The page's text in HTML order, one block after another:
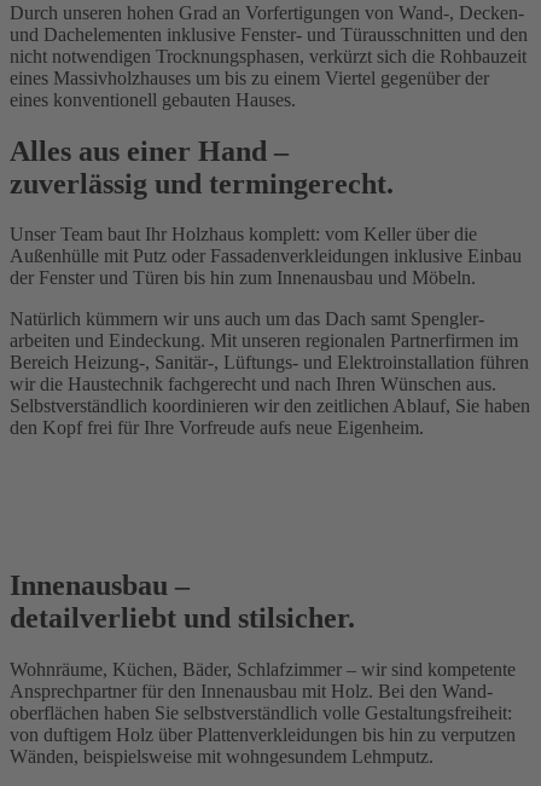
Durch unseren hohen Grad an Vorfertigungen von Wand-, Decken-
und Dachelementen inklusive Fenster- und Türaus­schnitten und den
nicht notwendigen Trocknungs­phasen, verkürzt sich die Rohbauzeit
eines Massivholz­hauses um bis zu einem Viertel gegenüber der
eines konventionell gebauten Hauses.
Alles aus einer Hand –
zuverlässig und termingerecht.
Unser Team baut Ihr Holzhaus komplett: vom Keller über die
Außenhülle mit Putz oder Fassaden­verkleidungen inklusive Einbau
der Fenster und Türen bis hin zum Innenausbau und Möbeln.
Natürlich kümmern wir uns auch um das Dach samt Spengler­
arbeiten und Eindeckung. Mit unseren regionalen Partnerfirmen im
Bereich Heizung-, Sanitär-, Lüftungs- und Elektro­installation führen
wir die Haustechnik fachgerecht und nach Ihren Wünschen aus.
Selbst­verständlich koordinieren wir den zeitlichen Ablauf, Sie haben
den Kopf frei für Ihre Vorfreude aufs neue Eigenheim.
Innenausbau –
detailverliebt und stilsicher.
Wohnräume, Küchen, Bäder, Schlaf­zimmer – wir sind kompetente
Ansprech­partner für den Innen­ausbau mit Holz. Bei den Wand­
oberflächen haben Sie selbst­verständlich volle Gestaltungs­freiheit:
von duftigem Holz über Platten­verkleidungen bis hin zu verputzen
Wänden, beispielsweise mit wohngesundem Lehmputz.